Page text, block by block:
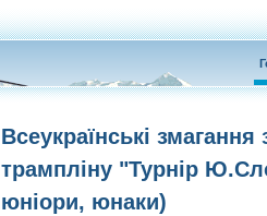
Всеукраїнські змагання
трампліну "Турнір
юніори, юнаки)